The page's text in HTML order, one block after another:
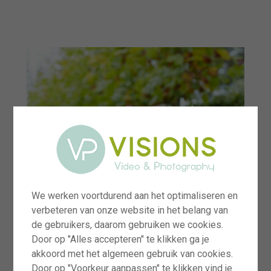
We werken voortdurend aan het optimaliseren en
verbeteren van onze website in het belang van
de gebruikers, daarom gebruiken we cookies.
Door op "Alles accepteren" te klikken ga je
akkoord met het algemeen gebruik van cookies.
Door op "Voorkeur aanpassen" te klikken vind je